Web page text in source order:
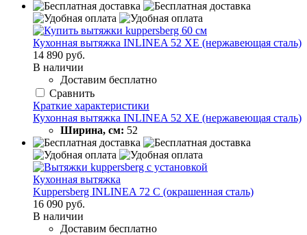
Кухонная вытяжка INLINEA 52 XE (нержавеющая сталь)
14 890 руб.
В наличии
Доставим бесплатно
Сравнить
Краткие характеристики
Кухонная вытяжка INLINEA 52 XE (нержавеющая сталь)
Ширина, см: 52
Кухонная вытяжка
Kuppersberg INLINEA 72 C (окрашенная сталь)
16 090 руб.
В наличии
Доставим бесплатно